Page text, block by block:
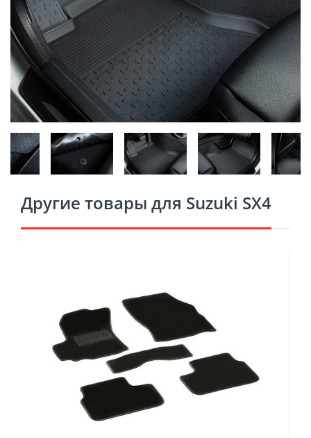
Другие товары для Suzuki SX4